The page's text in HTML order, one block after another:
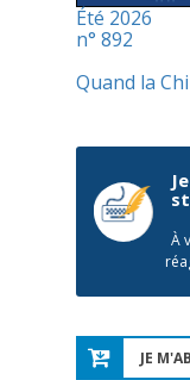
Été 2026
n° 892
Quand la
À
JE